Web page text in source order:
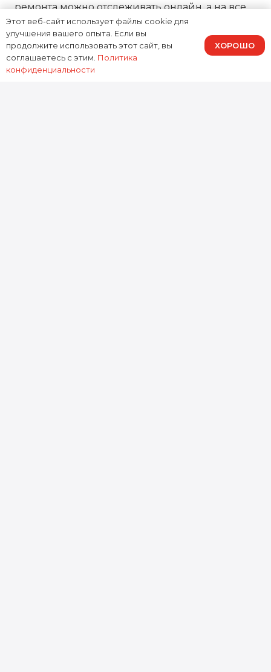
ремонта можно отслеживать онлайн, а на все
работы предоставляем зафиксированную в
договоре гарантию, подтверждая нашу
ответственность за результат.
Этот веб-сайт использует файлы cookie для
улучшения вашего опыта. Если вы
продолжите использовать этот сайт, вы
соглашаетесь с этим. Политика
конфиденциальности
ХОРОШО